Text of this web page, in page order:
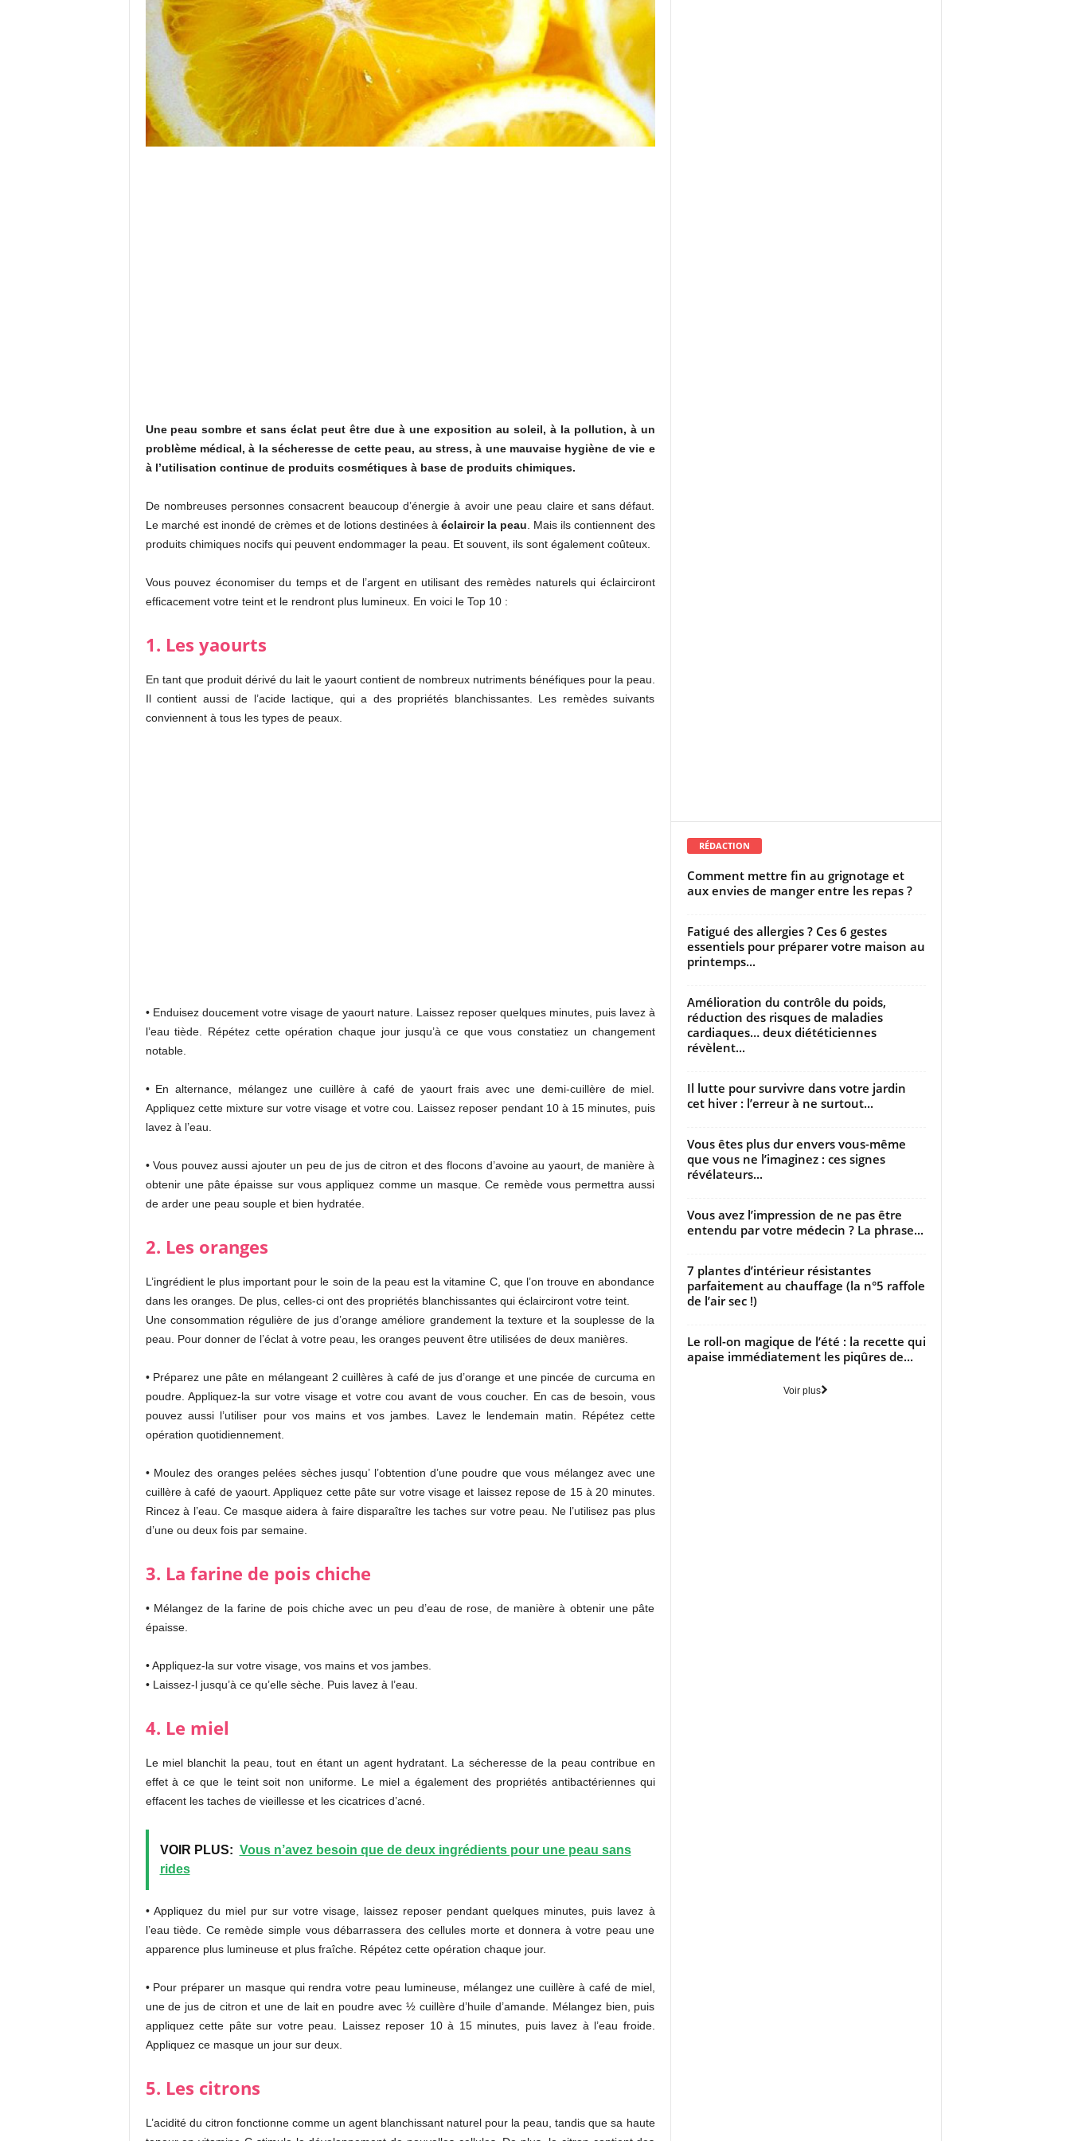
Une peau sombre et sans éclat peut être due à une exposition au soleil, à la pollution, à un
problème médical, à la sécheresse de cette peau, au stress, à une mauvaise hygiène de vie e
à l’utilisation continue de produits cosmétiques à base de produits chimiques.
De nombreuses personnes consacrent beaucoup d’énergie à avoir une peau claire et sans défaut.
Le marché est inondé de crèmes et de lotions destinées àéclaircir la peau . Mais ils contiennent des
produits chimiques nocifs qui peuvent endommager la peau. Et souvent, ils sont également coûteux.
Vous pouvez économiser du temps et de l’argent en utilisant des remèdes naturels qui éclairciront
efficacement votre teint et le rendront plus lumineux. En voici le Top 10 :
1. Les yaourts
En tant que produit dérivé du lait le yaourt contient de nombreux nutriments bénéfiques pour la peau.
Il contient aussi de l’acide lactique, qui a des propriétés blanchissantes. Les remèdes suivants
conviennent à tous les types de peaux.
• Enduisez doucement votre visage de yaourt nature. Laissez reposer quelques minutes, puis lavez à
l’eau tiède. Répétez cette opération chaque jour jusqu’à ce que vous constatiez un changement
notable.
• En alternance, mélangez une cuillère à café de yaourt frais avec une demi-cuillère de miel.
Appliquez cette mixture sur votre visage et votre cou. Laissez reposer pendant 10 à 15 minutes, puis
lavez à l’eau.
• Vous pouvez aussi ajouter un peu de jus de citron et des flocons d’avoine au yaourt, de manière à
obtenir une pâte épaisse sur vous appliquez comme un masque. Ce remède vous permettra aussi
de arder une peau souple et bien hydratée.
2. Les oranges
L’ingrédient le plus important pour le soin de la peau est la vitamine C, que l’on trouve en abondance
dans les oranges. De plus, celles-ci ont des propriétés blanchissantes qui éclairciront votre teint.
Une consommation régulière de jus d’orange améliore grandement la texture et la souplesse de la
peau. Pour donner de l’éclat à votre peau, les oranges peuvent être utilisées de deux manières.
• Préparez une pâte en mélangeant 2 cuillères à café de jus d’orange et une pincée de curcuma en
poudre. Appliquez-la sur votre visage et votre cou avant de vous coucher. En cas de besoin, vous
pouvez aussi l’utiliser pour vos mains et vos jambes. Lavez le lendemain matin. Répétez cette
opération quotidiennement.
• Moulez des oranges pelées sèches jusqu’ l’obtention d’une poudre que vous mélangez avec une
cuillère à café de yaourt. Appliquez cette pâte sur votre visage et laissez repose de 15 à 20 minutes.
Rincez à l’eau. Ce masque aidera à faire disparaître les taches sur votre peau. Ne l’utilisez pas plus
d’une ou deux fois par semaine.
3. La farine de pois chiche
• Mélangez de la farine de pois chiche avec un peu d’eau de rose, de manière à obtenir une pâte
épaisse.
• Appliquez-la sur votre visage, vos mains et vos jambes.
• Laissez-l jusqu’à ce qu’elle sèche. Puis lavez à l’eau.
4. Le miel
Le miel blanchit la peau, tout en étant un agent hydratant. La sécheresse de la peau contribue en
effet à ce que le teint soit non uniforme. Le miel a également des propriétés antibactériennes qui
effacent les taches de vieillesse et les cicatrices d’acné.
VOIR PLUS: Vous n’avez besoin que de deux ingrédients pour une peau sans
rides
• Appliquez du miel pur sur votre visage, laissez reposer pendant quelques minutes, puis lavez à
l’eau tiède. Ce remède simple vous débarrassera des cellules morte et donnera à votre peau une
apparence plus lumineuse et plus fraîche. Répétez cette opération chaque jour.
• Pour préparer un masque qui rendra votre peau lumineuse, mélangez une cuillère à café de miel,
une de jus de citron et une de lait en poudre avec ½ cuillère d’huile d’amande. Mélangez bien, puis
appliquez cette pâte sur votre peau. Laissez reposer 10 à 15 minutes, puis lavez à l’eau froide.
Appliquez ce masque un jour sur deux.
5. Les citrons
L’acidité du citron fonctionne comme un agent blanchissant naturel pour la peau, tandis que sa haute
RÉDACTION
Comment mettre fin au grignotage et
aux envies de manger entre les repas ?
Fatigué des allergies ? Ces 6 gestes
essentiels pour préparer votre maison au
printemps...
Amélioration du contrôle du poids,
réduction des risques de maladies
cardiaques… deux diététiciennes
révèlent...
Il lutte pour survivre dans votre jardin
cet hiver : l’erreur à ne surtout...
Vous êtes plus dur envers vous-même
que vous ne l’imaginez : ces signes
révélateurs...
Vous avez l’impression de ne pas être
entendu par votre médecin ? La phrase...
7 plantes d’intérieur résistantes
parfaitement au chauffage (la n°5 raffole
de l’air sec !)
Le roll-on magique de l’été : la recette qui
apaise immédiatement les piqûres de...
Voir plus